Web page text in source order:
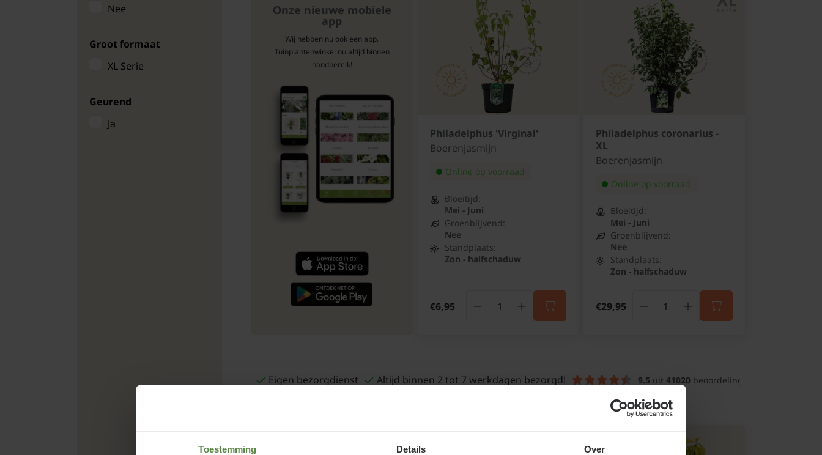
Toestemming Details Over
Nee
Groot formaat
XL Serie
Geurend
Ja
Onze nieuwe mobiele
app
Wij hebben nu ook een app,
Tuinplantenwinkel nu altijd binnen
handbereik!
Philadelphus 'Virginal'
Boerenjasmijn
Online op voorraad
Bloeitijd:
Mei - Juni
Groenblijvend:
Nee
Standplaats:
Zon - halfschaduw
€6,95
Philadelphus coronarius -
XL
Boerenjasmijn
Online op voorraad
Bloeitijd:
Mei - Juni
Groenblijvend:
Nee
Standplaats:
Zon - halfschaduw
€29,95
Eigen bezorgdienst Altijd binnen 2 tot 7 werkdagen bezorgd! 9.5 uit 41020 beoordelingen